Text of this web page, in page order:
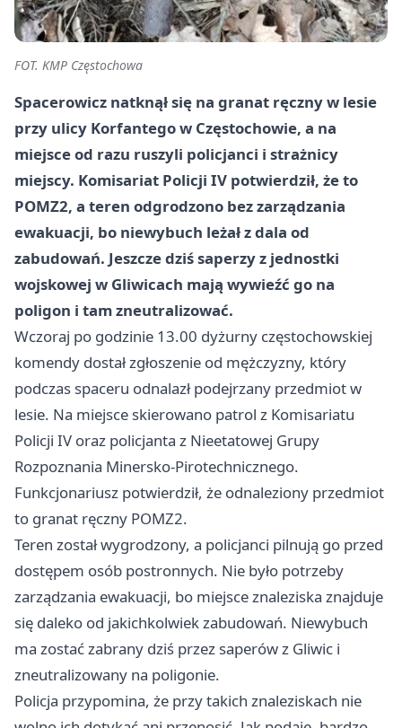
FOT. KMP Częstochowa
Spacerowicz natknął się na granat ręczny w lesie
przy ulicy Korfantego w Częstochowie, a na
miejsce od razu ruszyli policjanci i strażnicy
miejscy. Komisariat Policji IV potwierdził, że to
POMZ2, a teren odgrodzono bez zarządzania
ewakuacji, bo niewybuch leżał z dala od
zabudowań. Jeszcze dziś saperzy z jednostki
wojskowej w Gliwicach mają wywieźć go na
poligon i tam zneutralizować.
Wczoraj po godzinie 13.00 dyżurny częstochowskiej
komendy dostał zgłoszenie od mężczyzny, który
podczas spaceru odnalazł podejrzany przedmiot w
lesie. Na miejsce skierowano patrol z Komisariatu
Policji IV oraz policjanta z Nieetatowej Grupy
Rozpoznania Minersko-Pirotechnicznego.
Funkcjonariusz potwierdził, że odnaleziony przedmiot
to granat ręczny POMZ2.
Teren został wygrodzony, a policjanci pilnują go przed
dostępem osób postronnych. Nie było potrzeby
zarządzania ewakuacji, bo miejsce znaleziska znajduje
się daleko od jakichkolwiek zabudowań. Niewybuch
ma zostać zabrany dziś przez saperów z Gliwic i
zneutralizowany na poligonie.
Policja przypomina, że przy takich znaleziskach nie